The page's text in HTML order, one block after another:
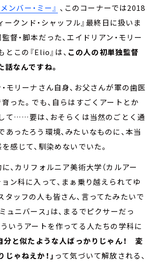
メンバー・ミー』 、このコーナーでは2018
ークンド・シャッフル』最終日に扱いま
督・脚本だった、エイドリアン・モリー
この『Elio』は、 この人の初単独監督
なんですね。
モリーナさん自身、お父さんが軍の歯医
った。でも、自らはすごくアートとか
て……要は、おそらくは当然のごとく通
あったろう環境、みたいなものに、本当
感じて、馴染めないでいた。
、カリフォルニア美術大学（カルアー
ョン科に入って、まぁ乗り越えられてゆ
ッフの人も皆さん、言ってたみたいで
ュニバース」は、まるでピクサーだっ
ういうアートを作ってる人たちの学科に
自分と似たような人ばっかりじゃん！ 変
ゃねえか！」 って気づいて解放される、